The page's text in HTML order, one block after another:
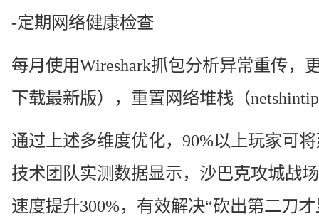
-定期网络健康检查
每月使用Wireshark抓包分析异常重传，
下载最新版），重置网络堆栈（
通过上述多维度优化，90%以上玩家可
技术团队实测数据显示，沙巴克攻城战
速度提升300%，有效解决“砍出第二刀